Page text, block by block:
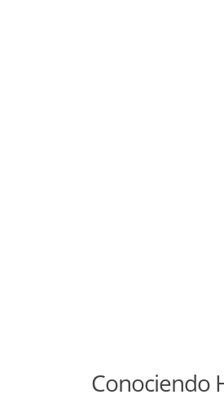
Conociendo